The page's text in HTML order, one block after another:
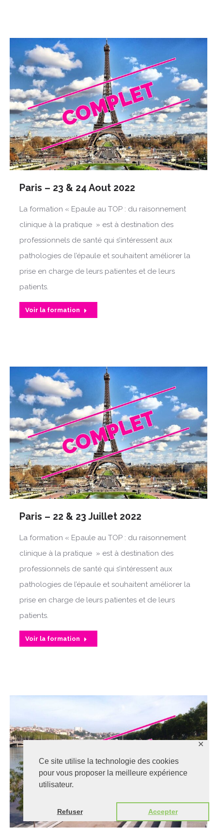
Ce site utilise la technologie des cookies
pour vous proposer la meilleure expérience
utilisateur.
Refuser Accepter
✕
Paris – 23 & 24 Aout 2022
La formation « Epaule au TOP : du raisonnement
clinique à la pratique » est à destination des
professionnels de santé qui s’intéressent aux
pathologies de l’épaule et souhaitent améliorer la
prise en charge de leurs patientes et de leurs
patients.
Voir la formation
Paris – 22 & 23 Juillet 2022
La formation « Epaule au TOP : du raisonnement
clinique à la pratique » est à destination des
professionnels de santé qui s’intéressent aux
pathologies de l’épaule et souhaitent améliorer la
prise en charge de leurs patientes et de leurs
patients.
Voir la formation